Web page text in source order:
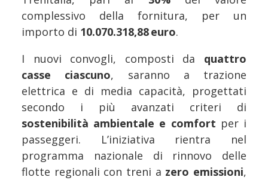
complessivo della fornitura, per un
importo di 10.070.318,88 euro.
I nuovi convogli, composti da quattro
casse ciascuno, saranno a trazione
elettrica e di media capacità, progettati
secondo i più avanzati criteri di
sostenibilità ambientale e comfort per i
passeggeri. L’iniziativa rientra nel
programma nazionale di rinnovo delle
flotte regionali con treni a zero emissioni,